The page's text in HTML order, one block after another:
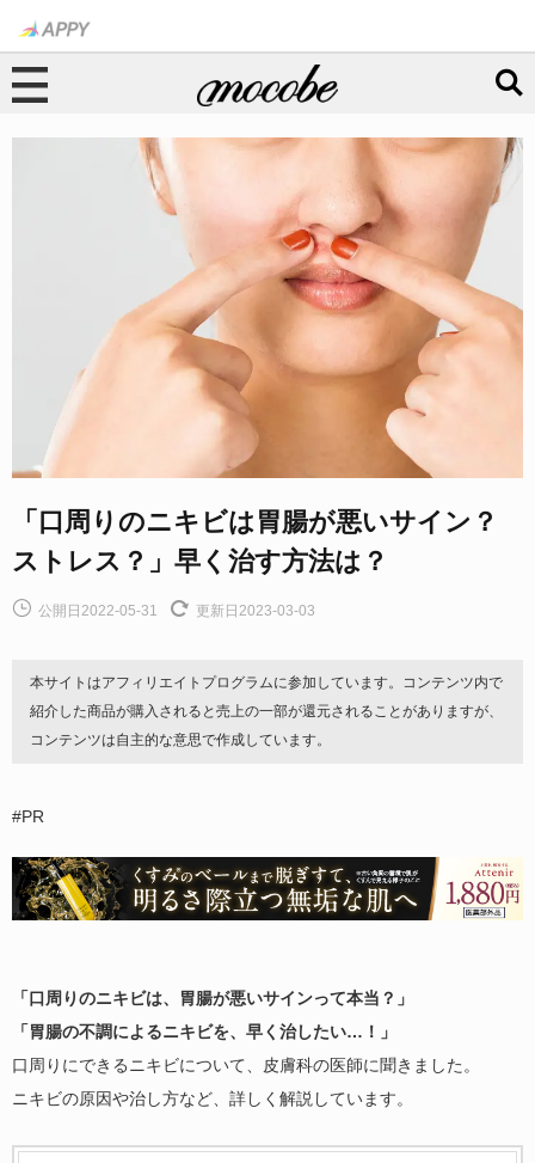
「口周りのニキビは胃腸が悪いサイン？
ストレス？」早く治す方法は？
公開日2022-05-31 更新日2023-03-03
本サイトはアフィリエイトプログラムに参加しています。コンテンツ内で
紹介した商品が購入されると売上の一部が還元されることがありますが、
コンテンツは自主的な意思で作成しています。
#PR
「口周りのニキビは、胃腸が悪いサインって本当？」
「胃腸の不調によるニキビを、早く治したい…！」
口周りにできるニキビについて、皮膚科の医師に聞きました。
ニキビの原因や治し方など、詳しく解説しています。